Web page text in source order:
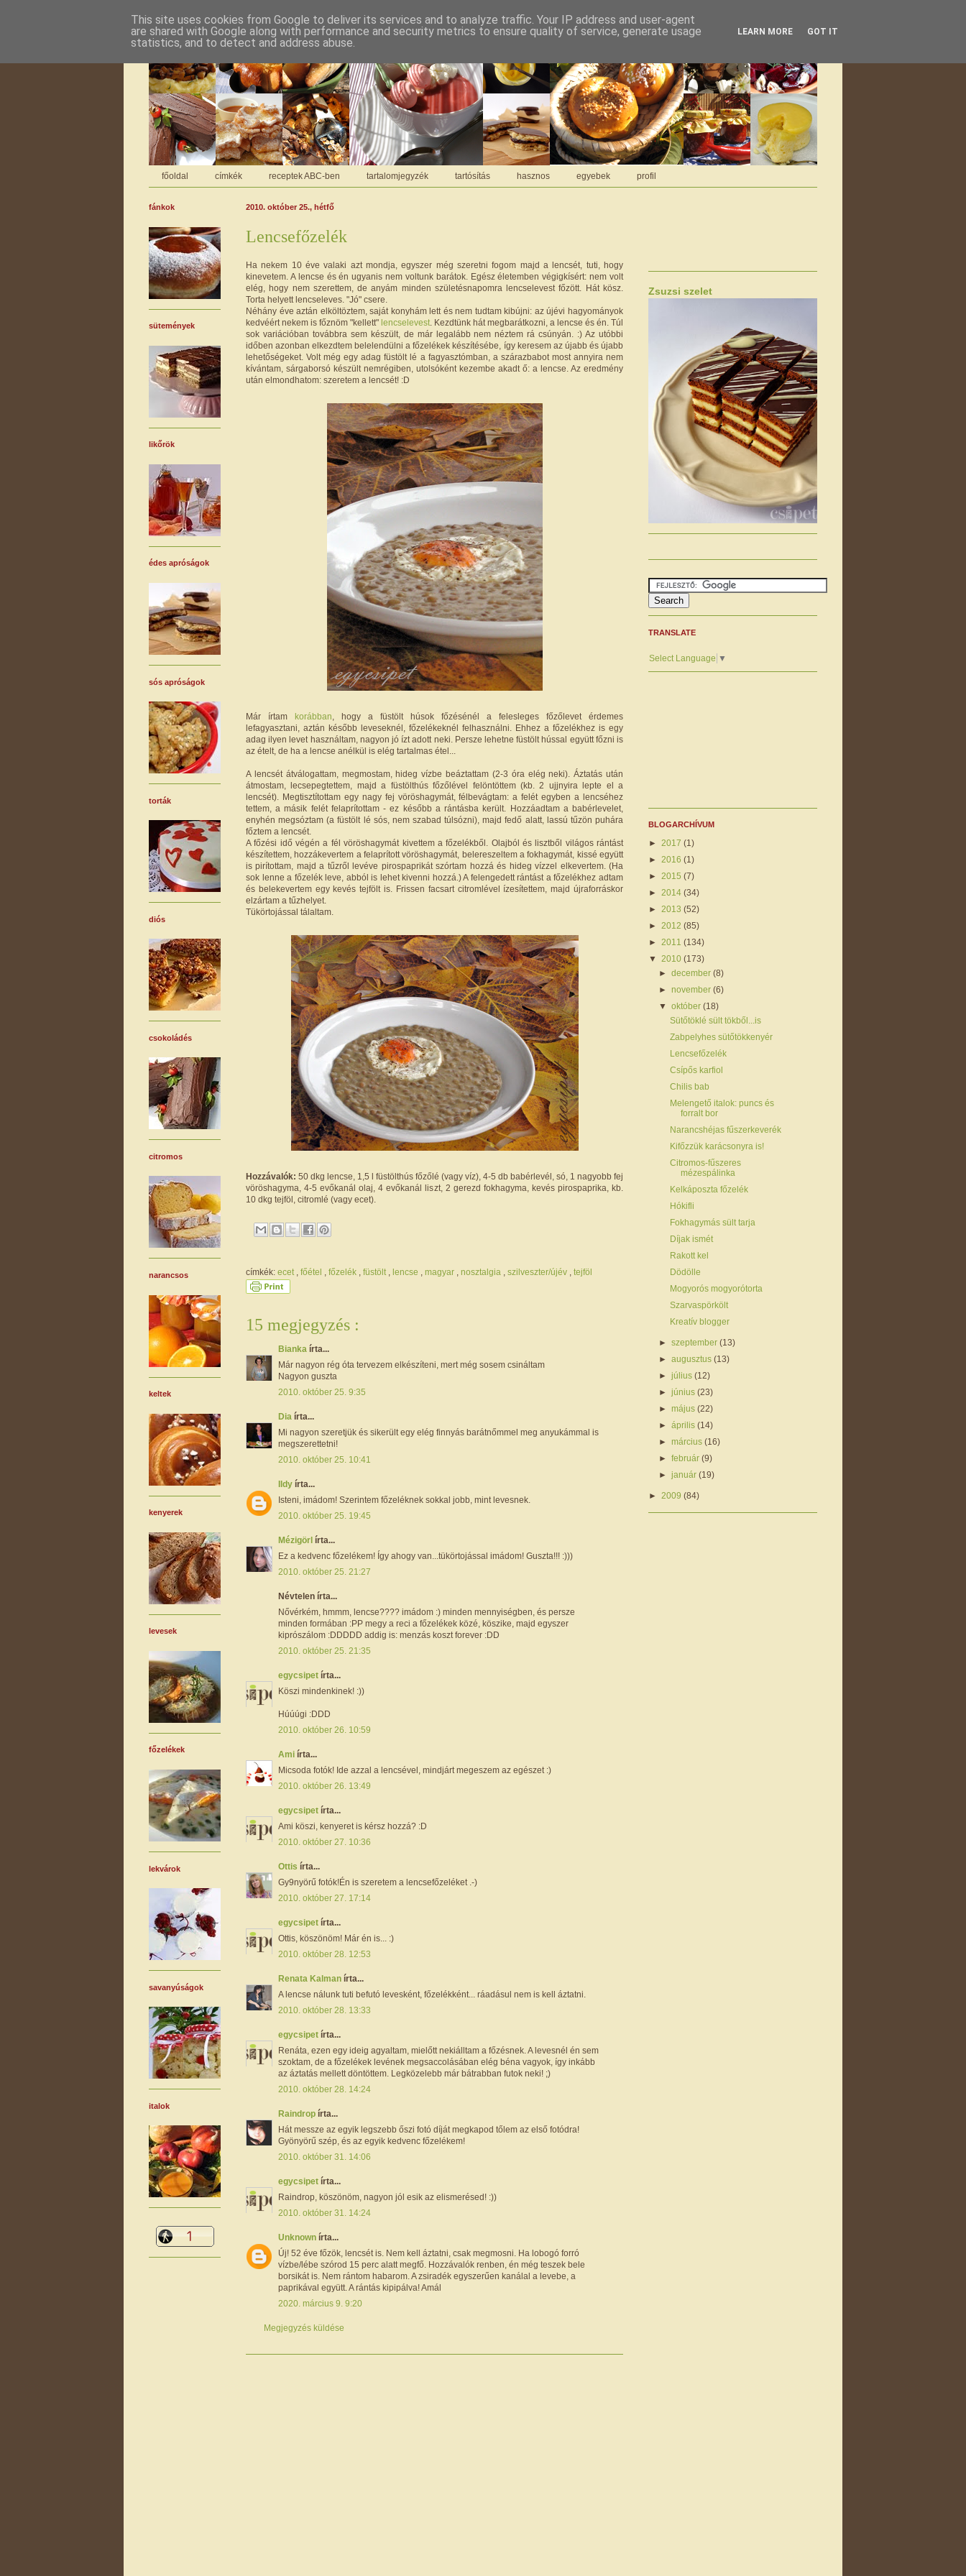
főoldal címkék receptek ABC-ben tartalomjegyzék tartósítás hasznos egyebek profil
2010. október 25., hétfő
Lencsefőzelék
Ha nekem 10 éve valaki azt mondja, egyszer még szeretni fogom majd a lencsét, tuti, hogy
kinevetem. A lencse és én ugyanis nem voltunk barátok. Egész életemben végigkísért: nem volt
elég, hogy nem szerettem, de anyám minden születésnapomra lencselevest főzött. Hát kösz.
Torta helyett lencseleves. "Jó" csere.
Néhány éve aztán elköltöztem, saját konyhám lett és nem tudtam kibújni: az újévi hagyományok
kedvéért nekem is főznöm "kellett" lencselevest . Kezdtünk hát megbarátkozni, a lencse és én. Túl
sok variációban továbbra sem készült, de már legalább nem néztem rá csúnyán. :) Az utóbbi
időben azonban elkezdtem belelendülni a főzelékek készítésébe, így keresem az újabb és újabb
lehetőségeket. Volt még egy adag füstölt lé a fagyasztómban, a szárazbabot most annyira nem
kívántam, sárgaborsó készült nemrégiben, utolsóként kezembe akadt ő: a lencse. Az eredmény
után elmondhatom: szeretem a lencsét! :D
Már írtam korábban , hogy a füstölt húsok főzésénél a felesleges főzőlevet érdemes
lefagyasztani, aztán később leveseknél, főzelékeknél felhasználni. Ehhez a főzelékhez is egy
adag ilyen levet használtam, nagyon jó ízt adott neki. Persze lehetne füstölt hússal együtt főzni is
az ételt, de ha a lencse anélkül is elég tartalmas étel...
A lencsét átválogattam, megmostam, hideg vízbe beáztattam (2-3 óra elég neki). Áztatás után
átmostam, lecsepegtettem, majd a füstölthús főzőlével felöntöttem (kb. 2 ujjnyira lepte el a
lencsét). Megtisztítottam egy nagy fej vöröshagymát, félbevágtam: a felét egyben a lencséhez
tettem, a másik felét felaprítottam - ez később a rántásba került. Hozzáadtam a babérlevelet,
enyhén megsóztam (a füstölt lé sós, nem szabad túlsózni), majd fedő alatt, lassú tűzön puhára
főztem a lencsét.
A főzési idő végén a fél vöröshagymát kivettem a főzelékből. Olajból és lisztből világos rántást
készítettem, hozzákevertem a felaprított vöröshagymát, belereszeltem a fokhagymát, kissé együtt
is pirítottam, majd a tűzről levéve pirospaprikát szórtam hozzá és hideg vízzel elkevertem. (Ha
sok lenne a főzelék leve, abból is lehet kivenni hozzá.) A felengedett rántást a főzelékhez adtam
és belekevertem egy kevés tejfölt is. Frissen facsart citromlével ízesítettem, majd újraforráskor
elzártam a tűzhelyet.
Tükörtojással tálaltam.
Hozzávalók: 50 dkg lencse, 1,5 l füstölthús főzőlé (vagy víz), 4-5 db babérlevél, só, 1 nagyobb fej
vöröshagyma, 4-5 evőkanál olaj, 4 evőkanál liszt, 2 gerezd fokhagyma, kevés pirospaprika, kb.
10 dkg tejföl, citromlé (vagy ecet).
címkék: ecet főétel főzelék füstölt lencse magyar nosztalgia szilveszter/újév tejföl
15 megjegyzés :
Bianka írta...
Már nagyon rég óta tervezem elkészíteni, mert még sosem csináltam
Nagyon guszta
2010. október 25. 9:35
Dia írta...
Mi nagyon szeretjük és sikerült egy elég finnyás barátnőmmel meg anyukámmal is
megszerettetni!
2010. október 25. 10:41
Ildy írta...
Isteni, imádom! Szerintem főzeléknek sokkal jobb, mint levesnek.
2010. október 25. 19:45
Mézigörl írta...
Ez a kedvenc főzelékem! Így ahogy van...tükörtojással imádom! Guszta!!! :)))
2010. október 25. 21:27
Névtelen írta...
Nővérkém, hmmm, lencse???? imádom :) minden mennyiségben, és persze
minden formában :PP megy a reci a főzelékek közé, köszike, majd egyszer
kiprószálom :DDDDD addig is: menzás koszt forever :DD
2010. október 25. 21:35
egycsipet írta...
Köszi mindenkinek! :))
Húúúgi :DDD
2010. október 26. 10:59
Ami írta...
Micsoda fotók! Ide azzal a lencsével, mindjárt megeszem az egészet :)
2010. október 26. 13:49
egycsipet írta...
Ami köszi, kenyeret is kérsz hozzá? :D
2010. október 27. 10:36
Ottis írta...
Gy9nyörű fotók!Én is szeretem a lencsefőzeléket .-)
2010. október 27. 17:14
egycsipet írta...
Ottis, köszönöm! Már én is... :)
2010. október 28. 12:53
Renata Kalman írta...
A lencse nálunk tuti befutó levesként, főzelékként... ráadásul nem is kell áztatni.
2010. október 28. 13:33
egycsipet írta...
Renáta, ezen egy ideig agyaltam, mielőtt nekiálltam a főzésnek. A levesnél én sem
szoktam, de a főzelékek levének megsaccolásában elég béna vagyok, így inkább
az áztatás mellett döntöttem. Legközelebb már bátrabban futok neki! ;)
2010. október 28. 14:24
Raindrop írta...
Hát messze az egyik legszebb őszi fotó díját megkapod tőlem az első fotódra!
Gyönyörű szép, és az egyik kedvenc főzelékem!
2010. október 31. 14:06
egycsipet írta...
Raindrop, köszönöm, nagyon jól esik az elismerésed! :))
2010. október 31. 14:24
Unknown írta...
Új! 52 éve főzök, lencsét is. Nem kell áztatni, csak megmosni. Ha lobogó forró
vízbe/lébe szórod 15 perc alatt megfő. Hozzávalók renben, én még teszek bele
borsikát is. Nem rántom habarom. A zsiradék egyszerűen kanálal a levebe, a
paprikával együtt. A rántás kipipálva! Amál
2020. március 9. 9:20
Megjegyzés küldése
fánkok
sütemények
likőrök
édes apróságok
sós apróságok
torták
diós
csokoládés
citromos
narancsos
keltek
kenyerek
levesek
főzelékek
lekvárok
savanyúságok
italok
Zsuzsi szelet
TRANSLATE
Select Language ▼
BLOGARCHÍVUM
► 2017 (1)
► 2016 (1)
► 2015 (7)
► 2014 (34)
► 2013 (52)
► 2012 (85)
► 2011 (134)
▼ 2010 (173)
►december(8)
►november(6)
▼október(18)
Sütőtöklé sült tökből...is
Zabpelyhes sütőtökkenyér
Lencsefőzelék
Csípős karfiol
Chilis bab
Melengető italok: puncs és
forralt bor
Narancshéjas fűszerkeverék
Kifőzzük karácsonyra is!
Citromos-fűszeres
mézespálinka
Kelkáposzta főzelék
Hókifli
Fokhagymás sült tarja
Díjak ismét
Rakott kel
Dödölle
Mogyorós mogyorótorta
Szarvaspörkölt
Kreatív blogger
►szeptember(13)
►augusztus(13)
►július(12)
►június(23)
►május(22)
►április(14)
►március(16)
►február(9)
►január(19)
► 2009 (84)
This site uses cookies from Google to deliver its services and to analyze traffic. Your IP address and user-agent
are shared with Google along with performance and security metrics to ensure quality of service, generate usage
statistics, and to detect and address abuse.
LEARN MORE GOT IT